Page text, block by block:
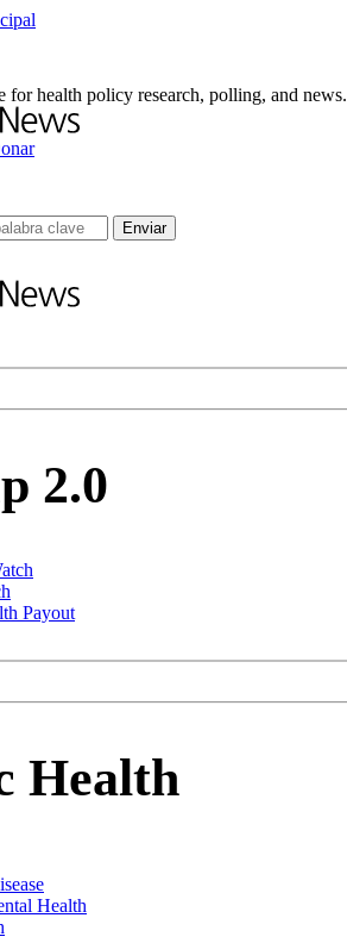
for health policy research, polling, and news.
2.0
Payout
Health
Health